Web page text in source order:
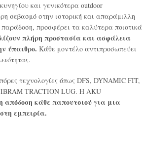
και γενικότερα outdoor
σεβασμό στην ιστορική και απαράμιλλη
παράδοση, προσφέρει τα καλύτερα ποιοτικά
πλήρη προστασία και ασφάλεια
ύπαιθρο. Κάθε μοντέλο αντιπροσωπεύει
τεχνολογίες όπως DFS, DYNAMIC FIT,
TRACTION LUG. Η AKU
απόδοση κάθε παπουτσιού για μια
εμπειρία.